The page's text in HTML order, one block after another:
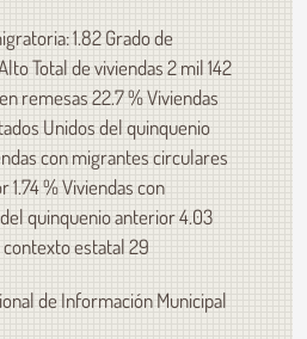
1.82 Grado de
Total de viviendas 2 mil 142
remesas 22.7 % Viviendas
Unidos del quinquenio
con migrantes circulares
% Viviendas con
quinquenio anterior 4.03
estatal 29
de Información Municipal